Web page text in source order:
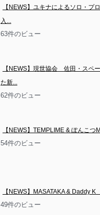
【NEWS】ユキナによるソロ・プ
入...
63件のビュー
【NEWS】現世協会　佐田・スペ
た新...
62件のビュー
【NEWS】TEMPLIME & ぽんこつ
54件のビュー
【NEWS】MASATAKA & Daddy K
49件のビュー